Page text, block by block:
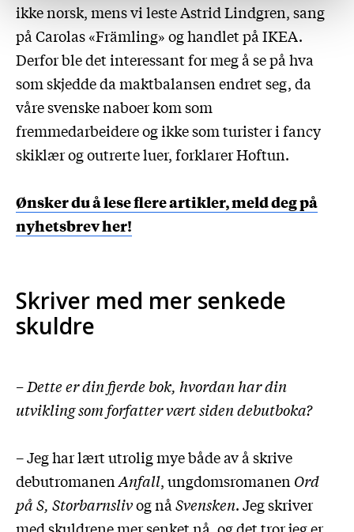
ikke norsk, mens vi leste Astrid Lindgren, sang
på Carolas «Främling» og handlet på IKEA.
Derfor ble det interessant for meg å se på hva
som skjedde da maktbalansen endret seg, da
våre svenske naboer kom som
fremmedarbeidere og ikke som turister i fancy
skiklær og outrerte luer, forklarer Hoftun.
Ønsker du å lese flere artikler, meld deg på
nyhetsbrev her!
Skriver med mer senkede
skuldre
– Dette er din fjerde bok, hvordan har din
utvikling som forfatter vært siden debutboka?
– Jeg har lært utrolig mye både av å skrive
debutromanenAnfall, ungdomsromanen Ord
på S, Storbarnslivog nå Svensken. Jeg skriver